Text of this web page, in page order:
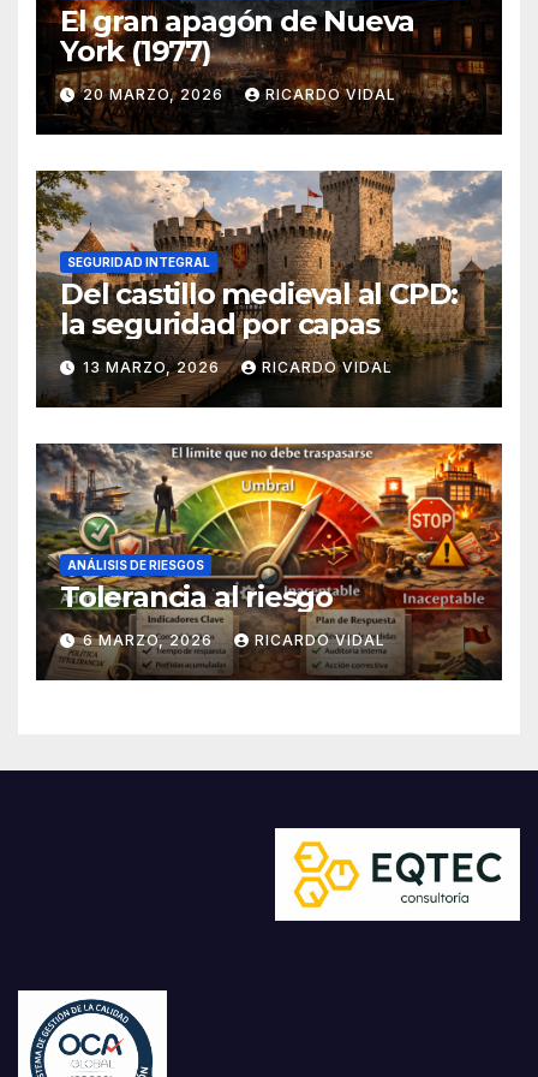
El gran apagón de Nueva
York (1977)
20 MARZO, 2026 RICARDO VIDAL
SEGURIDAD INTEGRAL
Del castillo medieval al CPD:
la seguridad por capas
13 MARZO, 2026 RICARDO VIDAL
ANÁLISIS DE RIESGOS
Tolerancia al riesgo
6 MARZO, 2026 RICARDO VIDAL